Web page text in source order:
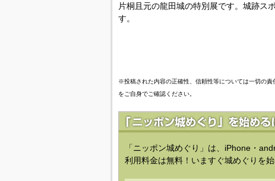
片桐且元の龍田城の特別展です。城跡ス
す。
※投稿された内容の正確性、信頼性等については一切の
をご自身でご確認ください。
「ニッポン城めぐり」は、iPhone・
利用料金は無料！いますぐ城めぐりを始